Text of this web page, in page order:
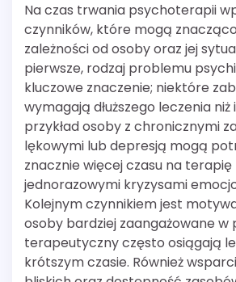
Na czas trwania psychoterapii
czynników, które mogą
zależności od osoby oraz jej
pierwsze, rodzaj problemu
kluczowe znaczenie; niektóre
wymagają dłuższego leczenia niż
przykład osoby z chronicznymi
lękowymi lub depresją mogą
znacznie więcej czasu na terapię
jednorazowymi kryzysami
Kolejnym czynnikiem jest
osoby bardziej zaangażowane w
terapeutyczny często osiągają
krótszym czasie. Również